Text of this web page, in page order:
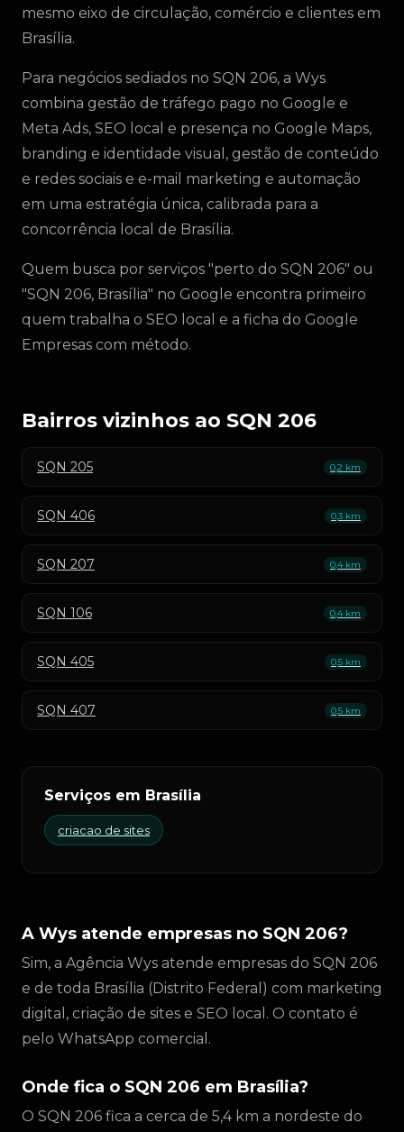
mesmo eixo de circulação, comércio e clientes em
Brasília.
Para negócios sediados no SQN 206, a Wys
combina gestão de tráfego pago no Google e
Meta Ads, SEO local e presença no Google Maps,
branding e identidade visual, gestão de conteúdo
e redes sociais e e-mail marketing e automação
em uma estratégia única, calibrada para a
concorrência local de Brasília.
Quem busca por serviços "perto do SQN 206" ou
"SQN 206, Brasília" no Google encontra primeiro
quem trabalha o SEO local e a ficha do Google
Empresas com método.
Bairros vizinhos ao SQN 206
SQN 205 0,2 km
SQN 406 0,3 km
SQN 207 0,4 km
SQN 106 0,4 km
SQN 405 0,5 km
SQN 407 0,5 km
Serviços em Brasília
criacao de sites
A Wys atende empresas no SQN 206?
Sim, a Agência Wys atende empresas do SQN 206
e de toda Brasília (Distrito Federal) com marketing
digital, criação de sites e SEO local. O contato é
pelo WhatsApp comercial.
Onde fica o SQN 206 em Brasília?
O SQN 206 fica a cerca de 5,4 km a nordeste do